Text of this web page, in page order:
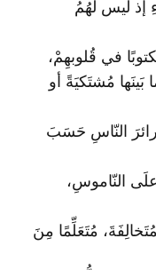
إذ ليس لهُمُ
في قُلوبهِمْ،
مُشتَكيَةً أو
النّاسِ حَسَبَ
النّاموسِ،
مُتَعَلِّمًا مِنَ